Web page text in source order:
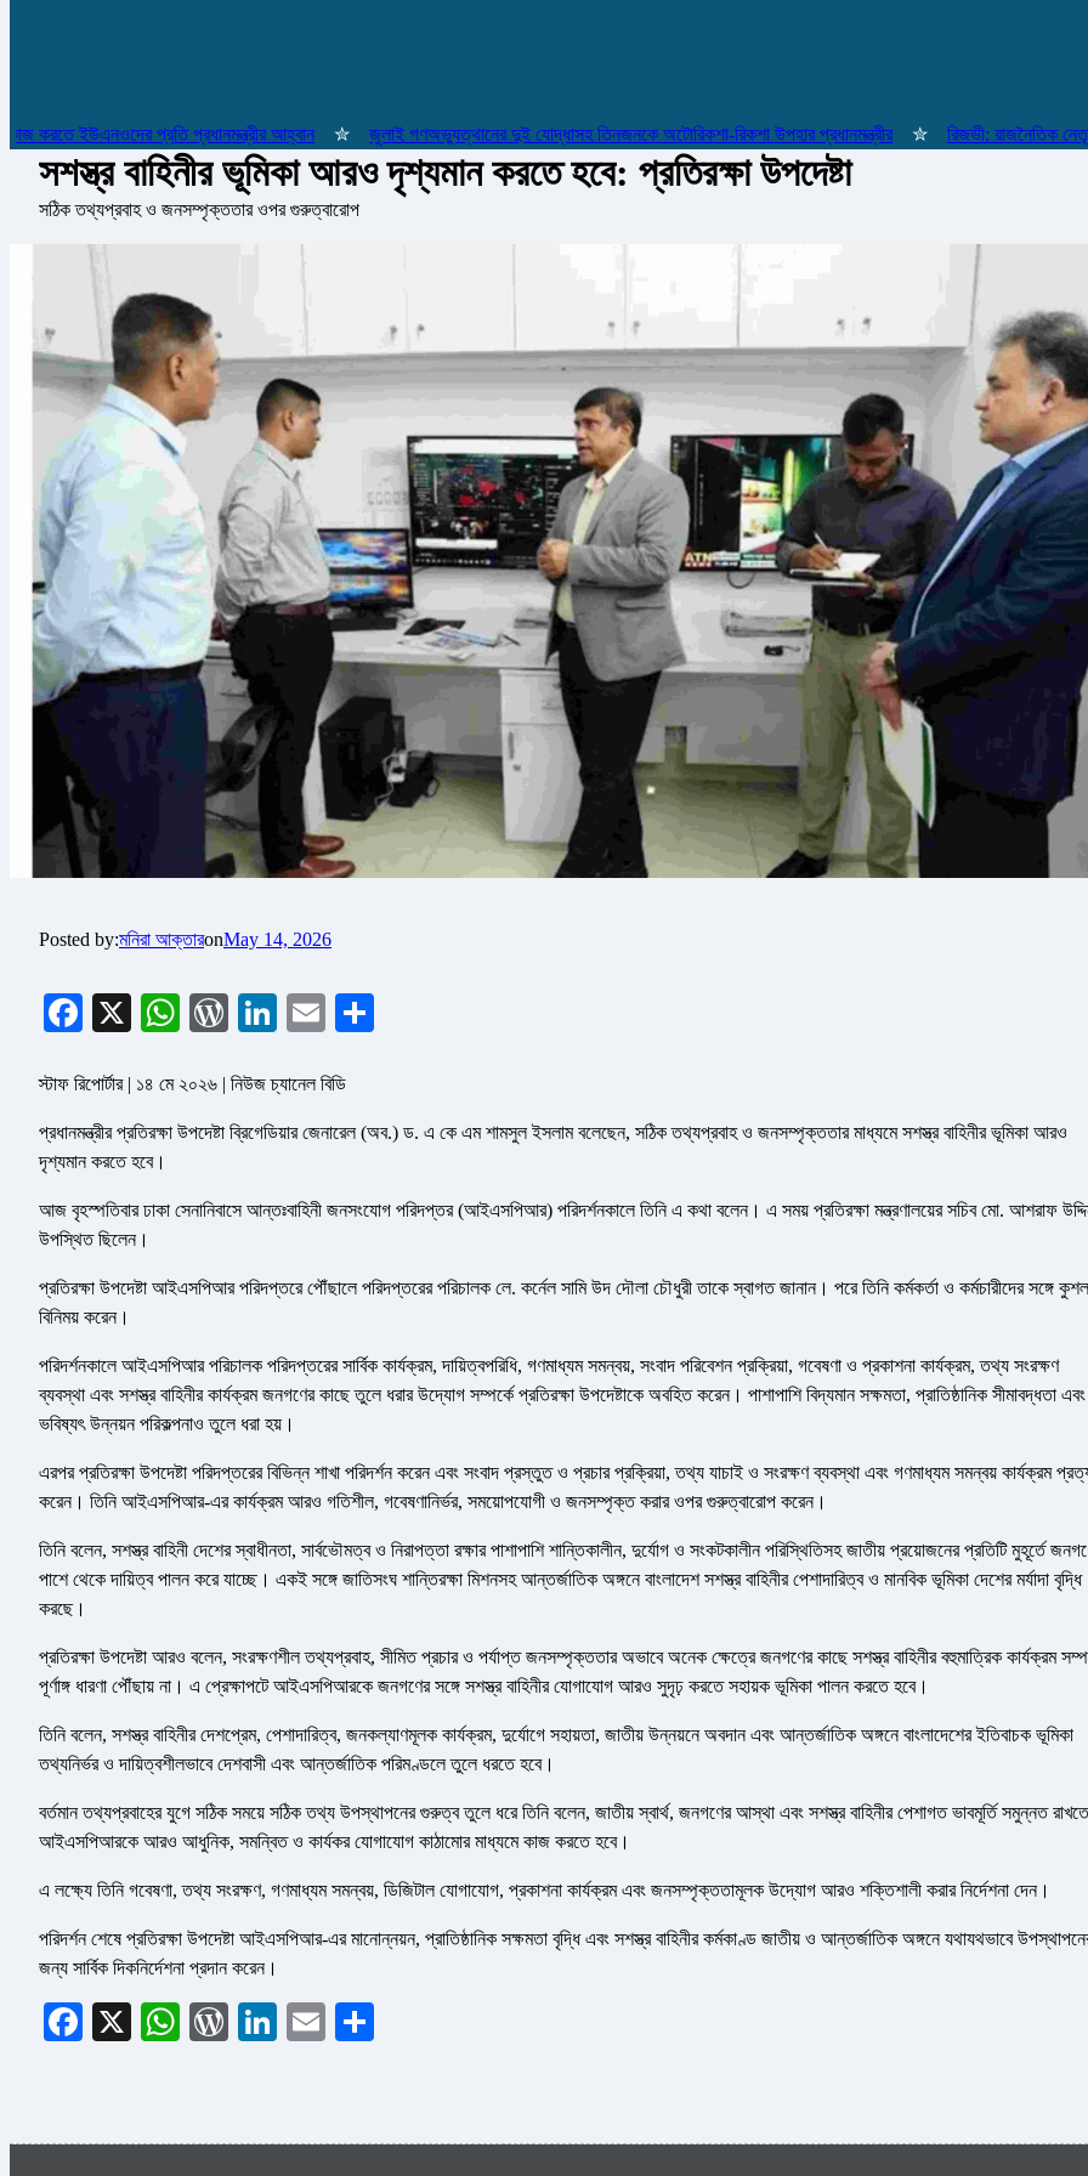
ইউএনওদের প্রতি প্রধানমন্ত্রীর আহ্বান ✮ জুলাই গণঅভ্যুত্থানের দুই যোদ্ধাসহ তিনজনকে অটোরিকশা-রিকশা উপহার প্রধানমন্ত্রীর ✮ রিজভী: রাজনৈতিক নেতৃত্বের
সশস্ত্র বাহিনীর ভূমিকা আরও দৃশ্যমান করতে হবে: প্রতিরক্ষা উপদেষ্টা
সঠিক তথ্যপ্রবাহ ও জনসম্পৃক্ততার ওপর গুরুত্বারোপ
Posted by:মনিরা আক্তারonMay 14, 2026
Facebook
X WhatsApp
WordPress
LinkedIn
Email
স্টাফ রিপোর্টার | ১৪ মে ২০২৬ | নিউজ চ্যানেল বিডি
প্রধানমন্ত্রীর প্রতিরক্ষা উপদেষ্টা ব্রিগেডিয়ার জেনারেল (অব.) ড. এ কে এম শামসুল ইসলাম বলেছেন, সঠিক তথ্যপ্রবাহ ও জনসম্পৃক্ততার মাধ্যমে সশস্ত্র বাহিনীর ভূমিকা আরও
দৃশ্যমান করতে হবে।
আজ বৃহস্পতিবার ঢাকা সেনানিবাসে আন্তঃবাহিনী জনসংযোগ পরিদপ্তর (আইএসপিআর) পরিদর্শনকালে তিনি এ কথা বলেন। এ সময় প্রতিরক্ষা মন্ত্রণালয়ের সচিব মো. আশরাফ
উপস্থিত ছিলেন।
প্রতিরক্ষা উপদেষ্টা আইএসপিআর পরিদপ্তরে পৌঁছালে পরিদপ্তরের পরিচালক লে. কর্নেল সামি উদ দৌলা চৌধুরী তাকে স্বাগত জানান। পরে তিনি কর্মকর্তা ও কর্মচারীদের সঙ্গে কুশল
বিনিময় করেন।
পরিদর্শনকালে আইএসপিআর পরিচালক পরিদপ্তরের সার্বিক কার্যক্রম, দায়িত্বপরিধি, গণমাধ্যম সমন্বয়, সংবাদ পরিবেশন প্রক্রিয়া, গবেষণা ও প্রকাশনা কার্যক্রম, তথ্য সংরক্ষণ
ব্যবস্থা এবং সশস্ত্র বাহিনীর কার্যক্রম জনগণের কাছে তুলে ধরার উদ্যোগ সম্পর্কে প্রতিরক্ষা উপদেষ্টাকে অবহিত করেন। পাশাপাশি বিদ্যমান সক্ষমতা, প্রাতিষ্ঠানিক সীমাবদ্ধতা এবং
ভবিষ্যৎ উন্নয়ন পরিকল্পনাও তুলে ধরা হয়।
এরপর প্রতিরক্ষা উপদেষ্টা পরিদপ্তরের বিভিন্ন শাখা পরিদর্শন করেন এবং সংবাদ প্রস্তুত ও প্রচার প্রক্রিয়া, তথ্য যাচাই ও সংরক্ষণ ব্যবস্থা এবং গণমাধ্যম সমন্বয় কার্যক্রম
করেন। তিনি আইএসপিআর-এর কার্যক্রম আরও গতিশীল, গবেষণানির্ভর, সময়োপযোগী ও জনসম্পৃক্ত করার ওপর গুরুত্বারোপ করেন।
তিনি বলেন, সশস্ত্র বাহিনী দেশের স্বাধীনতা, সার্বভৌমত্ব ও নিরাপত্তা রক্ষার পাশাপাশি শান্তিকালীন, দুর্যোগ ও সংকটকালীন পরিস্থিতিসহ জাতীয় প্রয়োজনের প্রতিটি মুহূর্তে
পাশে থেকে দায়িত্ব পালন করে যাচ্ছে। একই সঙ্গে জাতিসংঘ শান্তিরক্ষা মিশনসহ আন্তর্জাতিক অঙ্গনে বাংলাদেশ সশস্ত্র বাহিনীর পেশাদারিত্ব ও মানবিক ভূমিকা দেশের মর্যাদা বৃদ্ধি
করছে।
প্রতিরক্ষা উপদেষ্টা আরও বলেন, সংরক্ষণশীল তথ্যপ্রবাহ, সীমিত প্রচার ও পর্যাপ্ত জনসম্পৃক্ততার অভাবে অনেক ক্ষেত্রে জনগণের কাছে সশস্ত্র বাহিনীর বহুমাত্রিক কার্যক্রম
পূর্ণাঙ্গ ধারণা পৌঁছায় না। এ প্রেক্ষাপটে আইএসপিআরকে জনগণের সঙ্গে সশস্ত্র বাহিনীর যোগাযোগ আরও সুদৃঢ় করতে সহায়ক ভূমিকা পালন করতে হবে।
তিনি বলেন, সশস্ত্র বাহিনীর দেশপ্রেম, পেশাদারিত্ব, জনকল্যাণমূলক কার্যক্রম, দুর্যোগে সহায়তা, জাতীয় উন্নয়নে অবদান এবং আন্তর্জাতিক অঙ্গনে বাংলাদেশের ইতিবাচক ভূমিকা
তথ্যনির্ভর ও দায়িত্বশীলভাবে দেশবাসী এবং আন্তর্জাতিক পরিমণ্ডলে তুলে ধরতে হবে।
বর্তমান তথ্যপ্রবাহের যুগে সঠিক সময়ে সঠিক তথ্য উপস্থাপনের গুরুত্ব তুলে ধরে তিনি বলেন, জাতীয় স্বার্থ, জনগণের আস্থা এবং সশস্ত্র বাহিনীর পেশাগত ভাবমূর্তি সমুন্নত রাখতে
আইএসপিআরকে আরও আধুনিক, সমন্বিত ও কার্যকর যোগাযোগ কাঠামোর মাধ্যমে কাজ করতে হবে।
এ লক্ষ্যে তিনি গবেষণা, তথ্য সংরক্ষণ, গণমাধ্যম সমন্বয়, ডিজিটাল যোগাযোগ, প্রকাশনা কার্যক্রম এবং জনসম্পৃক্ততামূলক উদ্যোগ আরও শক্তিশালী করার নির্দেশনা দেন।
পরিদর্শন শেষে প্রতিরক্ষা উপদেষ্টা আইএসপিআর-এর মানোন্নয়ন, প্রাতিষ্ঠানিক সক্ষমতা বৃদ্ধি এবং সশস্ত্র বাহিনীর কর্মকাণ্ড জাতীয় ও আন্তর্জাতিক অঙ্গনে যথাযথভাবে
জন্য সার্বিক দিকনির্দেশনা প্রদান করেন।
Facebook
X WhatsApp
WordPress
LinkedIn
Email